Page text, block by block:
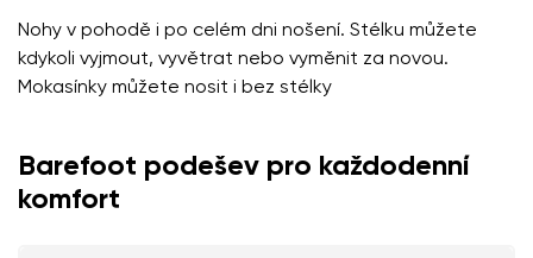
Nohy v pohodě i po celém dni nošení. Stélku můžete
kdykoli vyjmout, vyvětrat nebo vyměnit za novou.
Mokasínky můžete nosit i bez stélky
Barefoot podešev pro každodenní
komfort